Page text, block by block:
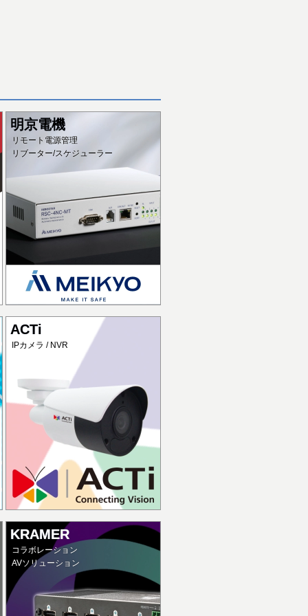
明京電機
リモート電源管理
リブーター/スケジューラー
ACTi
IPカメラ / NVR
KRAMER
コラボレーション
AVソリューション